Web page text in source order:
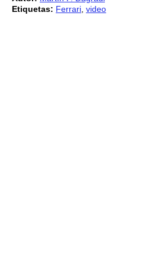
Etiquetas: Ferrari video